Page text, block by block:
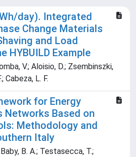
day). Integrated
Change Materials
and Load
HYBUILD Example
V.; Aloisio, D.; Zsembinszki,
Cabeza, L. F.
for Energy
Networks Based on
Methodology and
Italy
B. A.; Testasecca, T.;